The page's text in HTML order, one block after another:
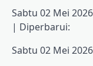
Sabtu 02 Mei
| Diperbarui:
Sabtu 02 Mei